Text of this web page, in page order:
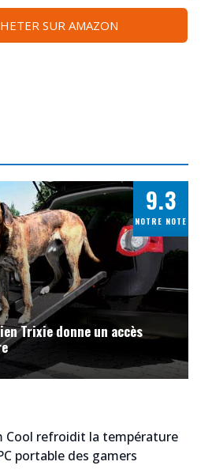
SUR AMAZON
9.3
NOTRE NOTE
Trixie donne un accès
Cool refroidit la température
portable des gamers